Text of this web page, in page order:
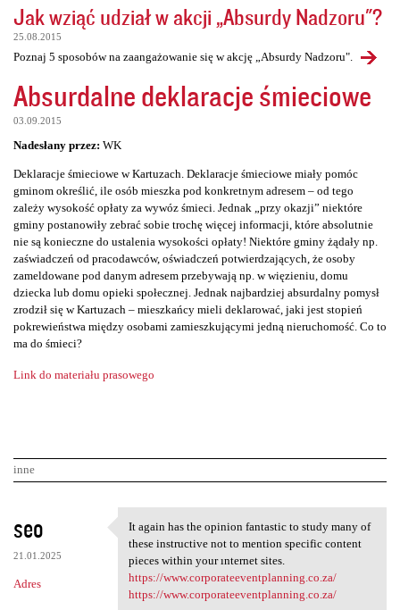
Jak wziąć udział w akcji „Absurdy Nadzoru"?
25.08.2015
Poznaj 5 sposobów na zaangażowanie się w akcję „Absurdy Nadzoru".
Absurdalne deklaracje śmieciowe
03.09.2015
Nadesłany przez: WK
Deklaracje śmieciowe w Kartuzach. Deklaracje śmieciowe miały pomóc
gminom określić, ile osób mieszka pod konkretnym adresem – od tego
zależy wysokość opłaty za wywóz śmieci. Jednak „przy okazji” niektóre
gminy postanowiły zebrać sobie trochę więcej informacji, które absolutnie
nie są konieczne do ustalenia wysokości opłaty! Niektóre gminy żądały np.
zaświadczeń od pracodawców, oświadczeń potwierdzających, że osoby
zameldowane pod danym adresem przebywają np. w więzieniu, domu
dziecka lub domu opieki społecznej. Jednak najbardziej absurdalny pomysł
zrodził się w Kartuzach – mieszkańcy mieli deklarować, jaki jest stopień
pokrewieństwa między osobami zamieszkującymi jedną nieruchomość. Co to
ma do śmieci?
Link do materiału prasowego
inne
K
o
m
e
seo
21.01.2025
Adres
It again has the opinion
It again has the opinion fantastic to study many of
these instructive not to mention specific content
pieces within your ınternet sites.
https://www.corporateeventplanning.co.za/
https://www.corporateeventplanning.co.za/